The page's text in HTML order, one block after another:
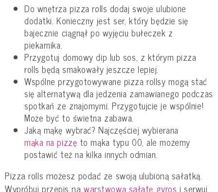
Do wnętrza pizza rolls dodaj swoje ulubione
dodatki. Konieczny jest ser, który będzie się
bajecznie ciągnął po wyjęciu bułeczek z
piekarnika.
Przygotuj domowy dip lub sos, z którym pizza
rolls będą smakowały jeszcze lepiej.
Wspólne przygotowywane pizza rollsy mogą stać
się alternatywą dla jedzenia zamawianego podczas
spotkań ze znajomymi. Przygotujcie je wspólnie!
Może być to świetna zabawa.
Jaką mąkę wybrać? Najczęściej wybierana
mąka na pizzę to mąka typu 00, ale możemy
postawić też na kilka innych odmian.
Pizza rolls możesz podać ze swoją ulubioną sałatką.
Wypróbuj przepis nawarstwową sałatę gyros i serwuj